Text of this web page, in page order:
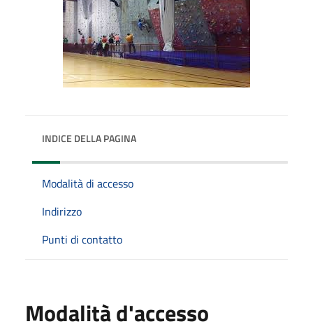
INDICE DELLA PAGINA
Modalità di accesso
Indirizzo
Punti di contatto
Modalità d'accesso